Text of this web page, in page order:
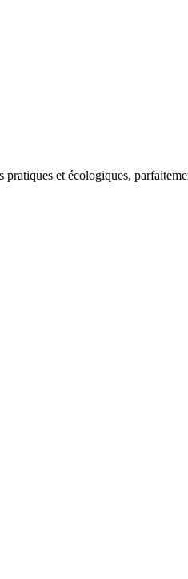
et écologiques,